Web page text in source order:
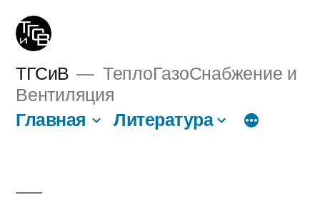
Перейти
содержимому
ТГСиВ
ТеплоГазоСнабжение и
Вентиляция
Главная Литература